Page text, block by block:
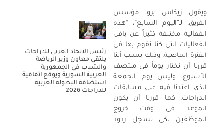
ويقول زيكاس برو، مؤسس
الفريق، لـ”اليوم السابع”، “هذه
الفعالية مختلفة كثيراً عن باقى
الفعاليات التى كنا نقوم بها فى
الفترة الماضية، وذلك بسبب أننا
قررنا أن نختار يوماً فى منتصف
الأسبوع، وليس يوم الجمعة
الذى اعتدنا فيه على مسابقات
الدراجات، كما قررنا أن يكون
الموعد فى وقت خروج
الموظفين لكى نسجل ردود
رئيس الاتحاد العربي للدراجات
يلتقي معاون وزير الرياضة
والشباب في الجمهورية
العربية السورية ويوقع اتفاقية
استضافة البطولة العربية
للدراجات 2026